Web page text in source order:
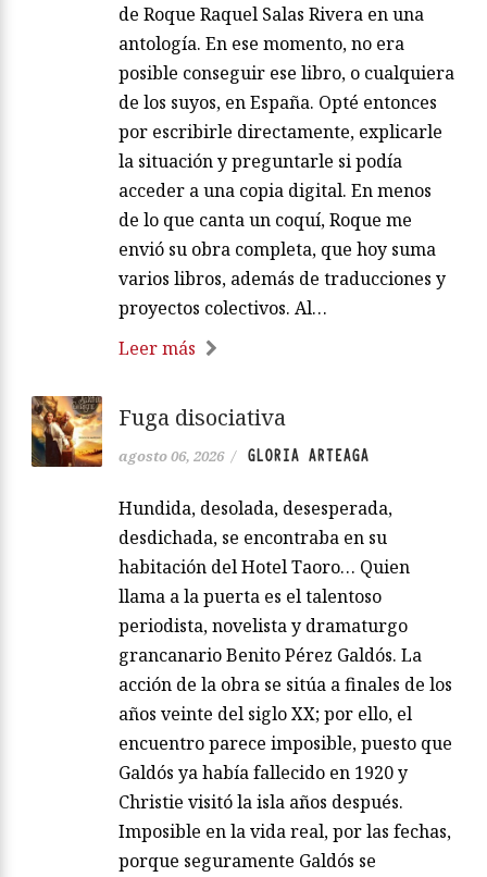
de Roque Raquel Salas Rivera en una
antología. En ese momento, no era
posible conseguir ese libro, o cualquiera
de los suyos, en España. Opté entonces
por escribirle directamente, explicarle
la situación y preguntarle si podía
acceder a una copia digital. En menos
de lo que canta un coquí, Roque me
envió su obra completa, que hoy suma
varios libros, además de traducciones y
proyectos colectivos. Al…
Leer más
Fuga disociativa
agosto 06, 2026 / GLORIA ARTEAGA
Hundida, desolada, desesperada,
desdichada, se encontraba en su
habitación del Hotel Taoro… Quien
llama a la puerta es el talentoso
periodista, novelista y dramaturgo
grancanario Benito Pérez Galdós. La
acción de la obra se sitúa a finales de los
años veinte del siglo XX; por ello, el
encuentro parece imposible, puesto que
Galdós ya había fallecido en 1920 y
Christie visitó la isla años después.
Imposible en la vida real, por las fechas,
porque seguramente Galdós se